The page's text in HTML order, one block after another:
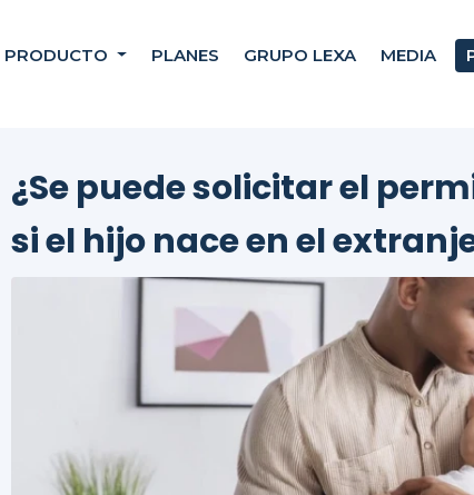
PRODUCTO PLANES GRUPO LEXA MEDIA
¿Se puede solicitar el
si el hijo nace en el